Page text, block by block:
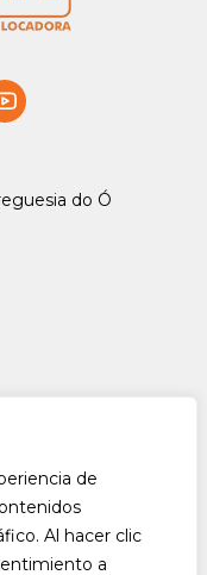
de
Al hacer clic
a
do Ó